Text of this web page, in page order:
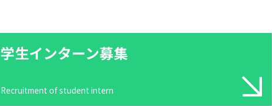
学生インターン募集
Recruitment of student intern